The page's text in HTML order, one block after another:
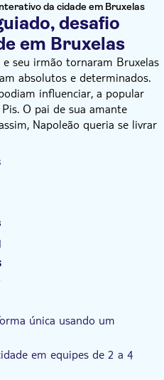
da cidade em Bruxelas
desafio
em Bruxelas
seu irmão tornaram Bruxelas
absolutos e determinados.
influenciar, a popular
O pai de sua amante
Napoleão queria se livrar
e Napoleão decidiu
Isso deixou o
Ele escapou, mas não
usar a passagem secreta de
de Napoleão e terá 2 horas
todas as tarefas e,
mais legais de Bruxelas!
o aplicativo. Baixe o
contra o relógio. Siga as
em Paleizenplein. Boa sorte!
única usando um
em equipes de 2 a 4